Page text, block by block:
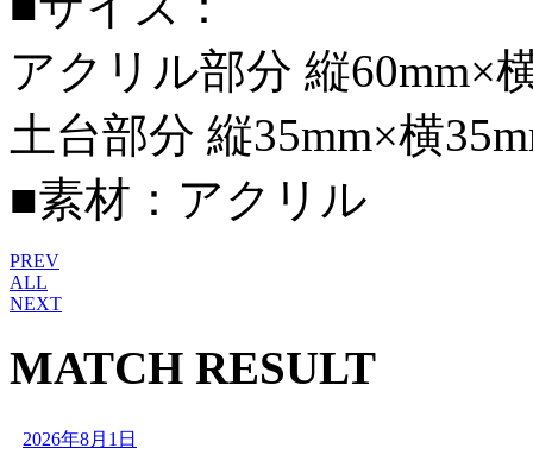
アクリル部分 縦60mm×
土台部分 縦35mm×横
■素材：アクリル
PREV
ALL
NEXT
MATCH RESULT
2026年8月1日